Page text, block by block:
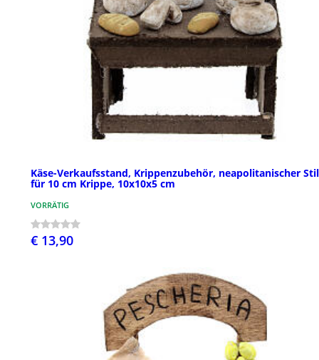
Käse-Verkaufsstand, Krippenzubehör, neapolitanischer
für 10 cm Krippe, 10x10x5 cm
VORRÄTIG
€ 13,90